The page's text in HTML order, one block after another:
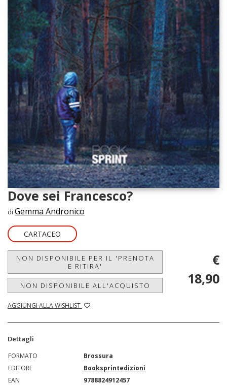
Dove sei Francesco?
di Gemma Andronico
CARTACEO
NON DISPONIBILE PER IL 'PRENOTA
E RITIRA'
NON DISPONIBILE ALL'ACQUISTO
AGGIUNGI ALLA WISHLIST
€
18,90
Dettagli
FORMATO
Brossura
EDITORE
Booksprintedizioni
EAN
9788824912457